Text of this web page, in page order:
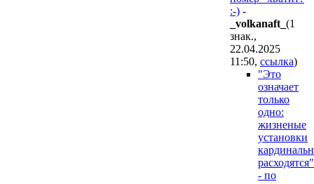
:-) -
_volkanaft_ (1
знак.,
22.04.2025
11:50, ссылка)
"Это
означает
только
одно:
жизненые
установки
расходятся"
- по